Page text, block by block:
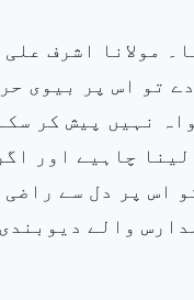
مولانا اشرف
تو اس پر
بیوی
نہیں پیش کر
چاہیے اور
اس پر دل سے
والے